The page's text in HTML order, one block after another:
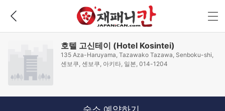
호텔 고신테이 (Hotel Kosintei)
135 Aza-Haruyama, Tazawako Tazawa, Senboku-shi,
센보쿠, 센보쿠, 아키타, 일본, 014-1204